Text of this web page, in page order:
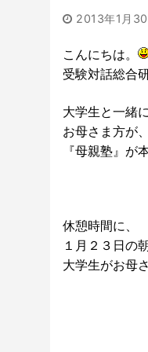
2013年1月30
こんにちは。
受験対話総合
大学生と一緒
お母さま方が
『母親塾』が
休憩時間に、
１月２３日の
大学生がお母